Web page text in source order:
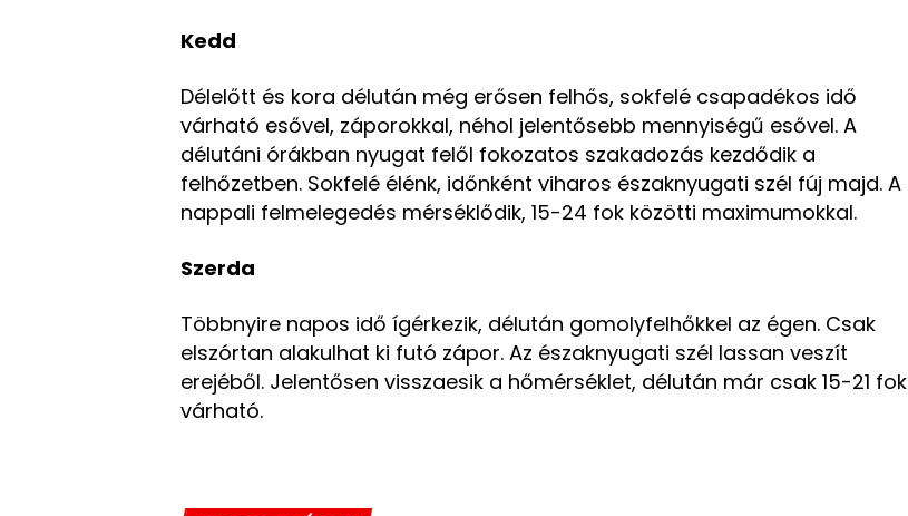
Kedd
Délelőtt és kora délután még erősen felhős, sokfelé csapadékos idő
várható esővel, záporokkal, néhol jelentősebb mennyiségű esővel. A
délutáni órákban nyugat felől fokozatos szakadozás kezdődik a
felhőzetben. Sokfelé élénk, időnként viharos északnyugati szél fúj majd. A
nappali felmelegedés mérséklődik, 15-24 fok közötti maximumokkal.
Szerda
Többnyire napos idő ígérkezik, délután gomolyfelhőkkel az égen. Csak
elszórtan alakulhat ki futó zápor. Az északnyugati szél lassan veszít
erejéből. Jelentősen visszaesik a hőmérséklet, délután már csak 15-21 fok
várható.